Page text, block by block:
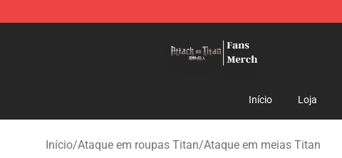
Início Loja
Início/Ataque em roupas Titan/Ataque em meias Titan